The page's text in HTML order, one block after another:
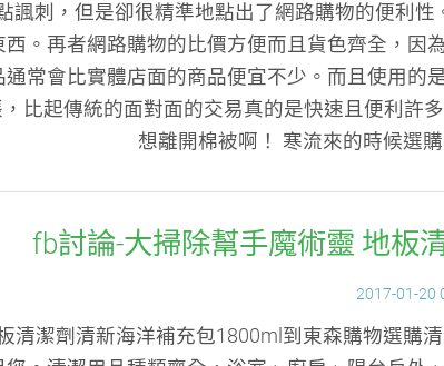
諷刺，但是卻很精準地點出了網路購物的便利
西。再者網路購物的比價方便而且貨色齊全，因
通常會比實體店面的商品便宜不少。而且使用的
比起傳統的面對面的交易真的是快速且便利許
想離開棉被啊！ 寒流來的時候選
fb討論-大掃除幫手魔術靈 地板
2017-01-20
清潔劑清新海洋補充包1800ml到東森購物選購